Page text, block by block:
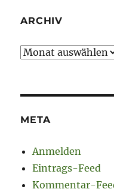
ARCHIV
Archiv
META
Anmelden
Eintrags-Feed
Kommentar-